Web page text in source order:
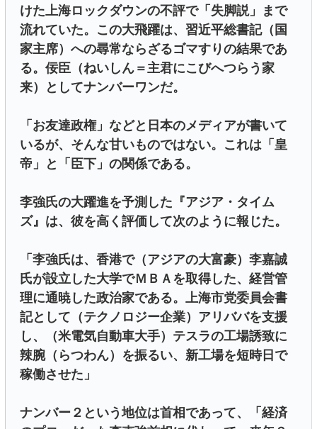
けた上海ロックダウンの不評で「失脚説」まで
流れていた。この大飛躍は、習近平総書記（国
家主席）への尋常ならざるゴマすりの結果であ
る。佞臣（ねいしん＝主君にこびへつらう家
来）としてナンバーワンだ。
「お友達政権」などと日本のメディアが書いて
いるが、そんな甘いものではない。これは「皇
帝」と「臣下」の関係である。
李強氏の大躍進を予測した『アジア・タイム
ズ』は、彼を高く評価して次のように報じた。
「李強氏は、香港で（アジアの大富豪）李嘉誠
氏が設立した大学でＭＢＡを取得した、経営管
理に通暁した政治家である。上海市党委員会書
記として（テクノロジー企業）アリババを支援
し、（米電気自動車大手）テスラの工場誘致に
辣腕（らつわん）を振るい、新工場を短時日で
稼働させた」
ナンバー２という地位は首相であって、「経済